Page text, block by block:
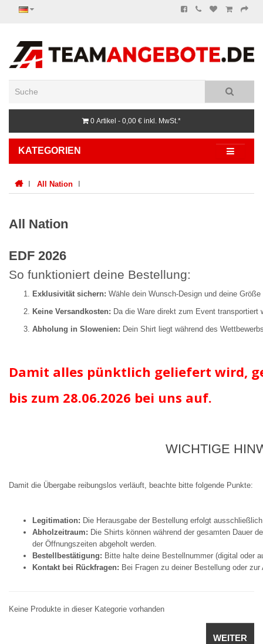
0 Artikel - 0,00 € inkl. MwSt.*
KATEGORIEN
All Nation
All Nation
EDF 2026
So funktioniert deine Bestellung:
Exklusivität sichern: Wähle dein Wunsch-Design und deine Größe
Keine Versandkosten: Da die Ware direkt zum Event transportiert
Abholung in Slowenien: Dein Shirt liegt während des
Damit alles pünktlich geliefert wird,
bis zum 28.06.2026 bei uns auf.
WICHTIGE
Damit die Übergabe reibungslos verläuft, beachte bitte folgende Punkte:
Legitimation: Die Herausgabe der Bestellung erfolgt
Abholzeitraum: Die Shirts können während der gesamten Dauer
der Öffnungszeiten abgeholt werden.
Bestellbestätigung: Bitte halte deine Bestellnummer (digital oder
Kontakt bei Rückfragen: Bei Fragen zu deiner Bestellung oder
Keine Produkte in dieser Kategorie vorhanden
WEITER